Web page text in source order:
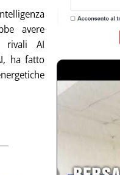
avere
rivali AI
ha fatto
la notizia: 'Data center,